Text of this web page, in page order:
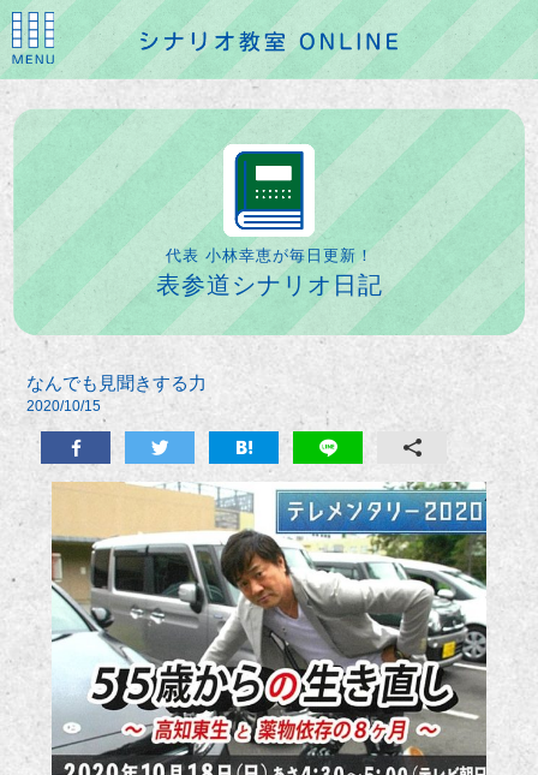
代表 小林幸恵が毎日更新！
表参道シナリオ日記
なんでも見聞きする力
2020/10/15